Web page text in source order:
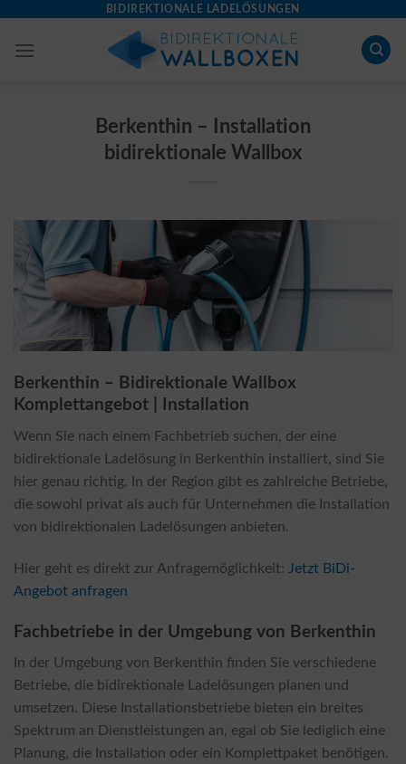
content
BIDIREKTIONALE LADELÖSUNGEN
Berkenthin – Installation
bidirektionale Wallbox
Berkenthin – Bidirektionale Wallbox
Komplettangebot | Installation
Wenn Sie nach einem Fachbetrieb suchen, der eine
bidirektionale Ladelösung in Berkenthin installiert, sind Sie
hier genau richtig. In der Region gibt es zahlreiche Betriebe,
die sowohl privat als auch für Unternehmen die Installation
von bidirektionalen Ladelösungen anbieten.
Hier geht es direkt zur Anfragemöglichkeit: Jetzt BiDi-
Angebot anfragen
Fachbetriebe in der Umgebung von Berkenthin
In der Umgebung von Berkenthin finden Sie verschiedene
Betriebe, die bidirektionale Ladelösungen planen und
umsetzen. Diese Installationsbetriebe bieten ein breites
Spektrum an Dienstleistungen an, egal ob Sie lediglich eine
Planung, die Installation oder ein Komplettpaket benötigen.